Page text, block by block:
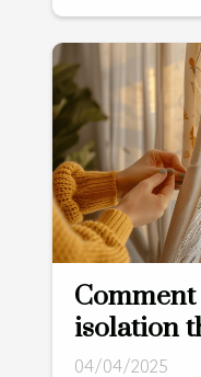
isolation
réduire sa
04/04/2025